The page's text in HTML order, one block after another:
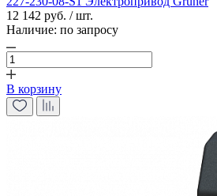
12 142 руб. / шт.
Наличие: по запросу
В корзину